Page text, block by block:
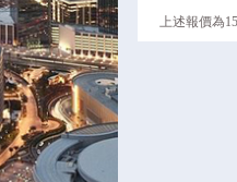
上述報價為